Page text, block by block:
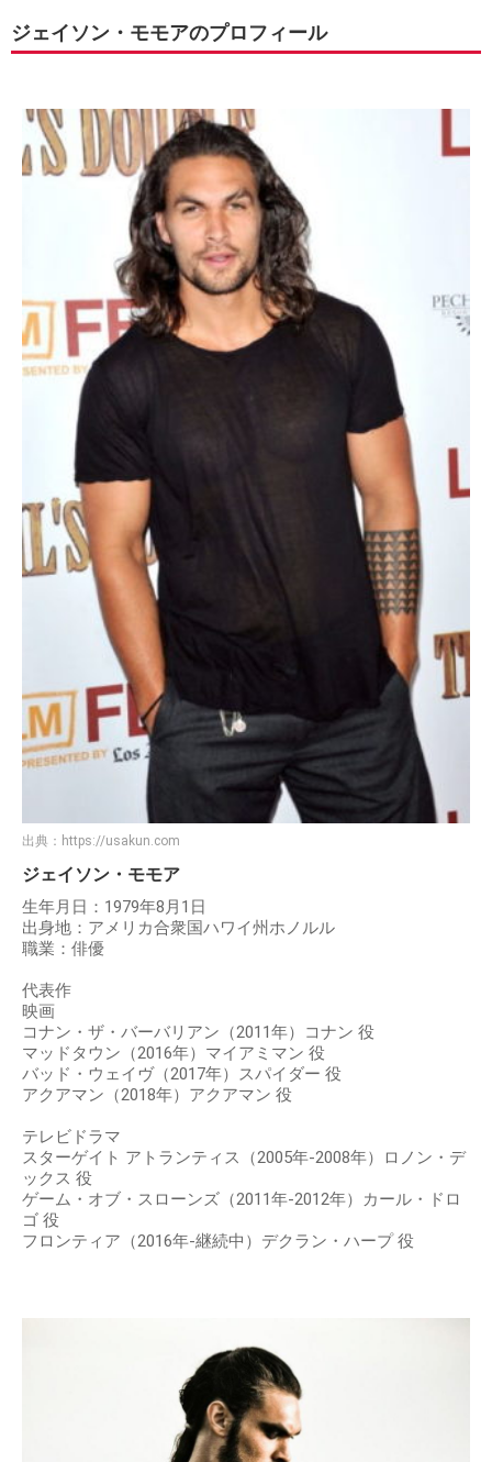
ジェイソン・モモアのプロフィール
出典： https://usakun.com
ジェイソン・モモア
生年月日：1979年8月1日
出身地：アメリカ合衆国ハワイ州ホノルル
職業：俳優
代表作
映画
コナン・ザ・バーバリアン（2011年）コナン 役
マッドタウン（2016年）マイアミマン 役
バッド・ウェイヴ（2017年）スパイダー 役
アクアマン（2018年）アクアマン 役
テレビドラマ
スターゲイト アトランティス（2005年-2008年）ロノン・デ
ックス 役
ゲーム・オブ・スローンズ（2011年-2012年）カール・ドロ
ゴ 役
フロンティア（2016年-継続中）デクラン・ハープ 役